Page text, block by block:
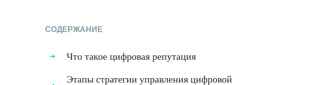
СОДЕРЖАНИЕ
Что такое цифровая репутация
Этапы стратегии управления цифровой